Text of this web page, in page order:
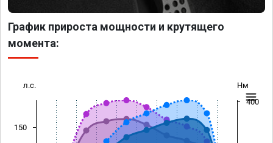
График прироста мощности и крутящего
момента:
л.с. Нм
150
400